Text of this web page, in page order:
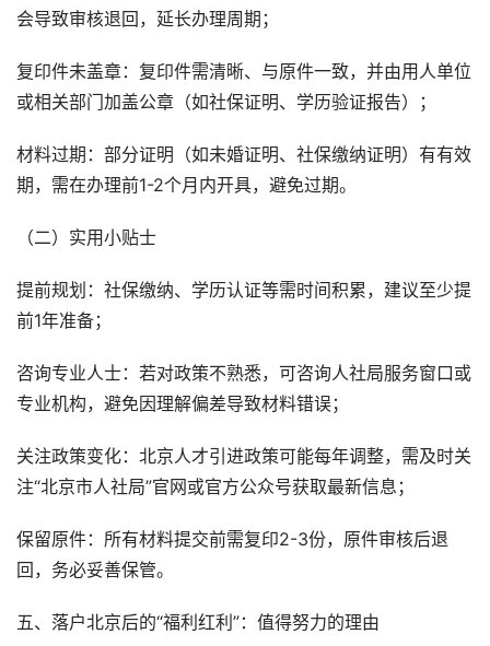
会导致审核退回，延长办理周期；
复印件未盖章：复印件需清晰、与原件一致，并由用人单位
或相关部门加盖公章（如社保证明、学历验证报告）；
材料过期：部分证明（如未婚证明、社保缴纳证明）有有效
期，需在办理前1-2个月内开具，避免过期。
（二）实用小贴士
提前规划：社保缴纳、学历认证等需时间积累，建议至少提
前1年准备；
咨询专业人士：若对政策不熟悉，可咨询人社局服务窗口或
专业机构，避免因理解偏差导致材料错误；
关注政策变化：北京人才引进政策可能每年调整，需及时关
注“北京市人社局”官网或官方公众号获取最新信息；
保留原件：所有材料提交前需复印2-3份，原件审核后退
回，务必妥善保管。
五、落户北京后的“福利红利”：值得努力的理由